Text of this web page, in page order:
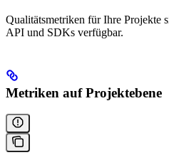
Qualitätsmetriken für Ihre Projekte
API und SDKs verfügbar.
Metriken auf Projektebene